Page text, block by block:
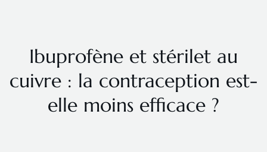
Ibuprofène et stérilet au
cuivre : la contraception est-
elle moins efficace ?